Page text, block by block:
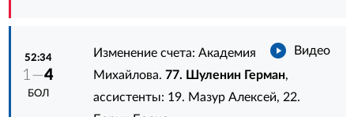
52:34
1—4
БОЛ
Видео
Изменение счета: Академия
Михайлова.77. Шуленин Герман,
ассистенты: 19. Мазур Алексей, 22.